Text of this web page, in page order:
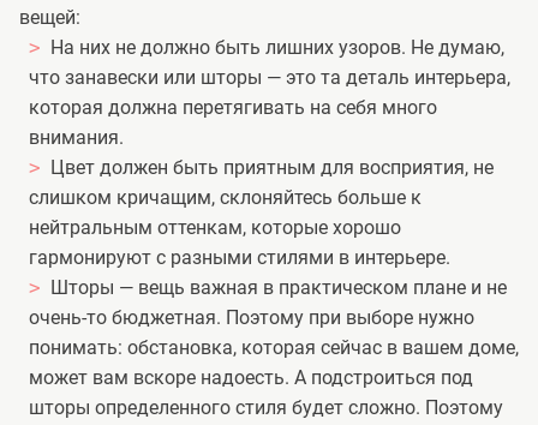
вещей:
На них не должно быть лишних узоров. Не думаю,
что занавески или шторы — это та деталь интерьера,
которая должна перетягивать на себя много
внимания.
Цвет должен быть приятным для восприятия, не
слишком кричащим, склоняйтесь больше к
нейтральным оттенкам, которые хорошо
гармонируют с разными стилями в интерьере.
Шторы — вещь важная в практическом плане и не
очень-то бюджетная. Поэтому при выборе нужно
понимать: обстановка, которая сейчас в вашем доме,
может вам вскоре надоесть. А подстроиться под
шторы определенного стиля будет сложно. Поэтому